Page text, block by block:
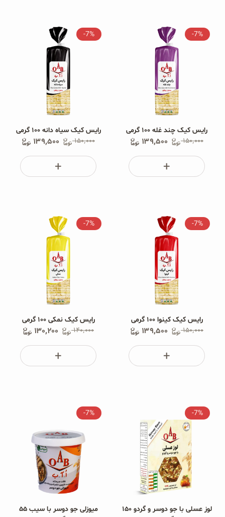
-7%
رایس کیک چند غله ۱۰۰ گرمی
۱۵۰٬۰۰۰
۱۳۹٬۵۰۰
-7%
رایس کیک سیاه دانه ۱۰۰ گرمی
۱۵۰٬۰۰۰
۱۳۹٬۵۰۰
-7%
رایس کیک کینوا ۱۰۰ گرمی
۱۵۰٬۰۰۰
۱۳۹٬۵۰۰
-7%
رایس کیک نمکی ۱۰۰ گرمی
۱۴۰٬۰۰۰
۱۳۰٬۲۰۰
-7%
لوز عسلی با جو دوسر و گردو ۱۵۰
-7%
میوزلی جو دوسر با سیب ۵۵